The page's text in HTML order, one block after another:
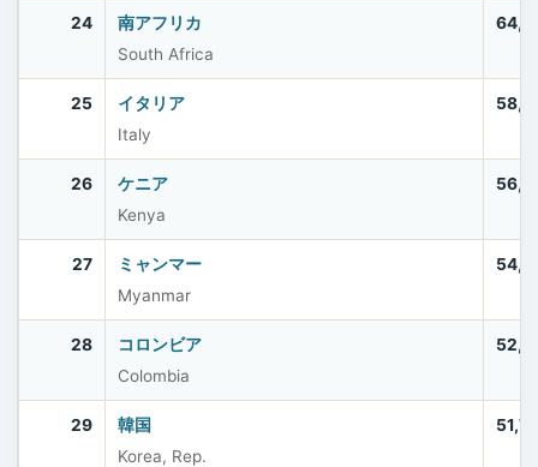
24
南アフリカ
South Africa
25
イタリア
Italy
26
ケニア
Kenya
27
ミャンマー
Myanmar
28
コロンビア
Colombia
29
韓国
Korea, Rep.